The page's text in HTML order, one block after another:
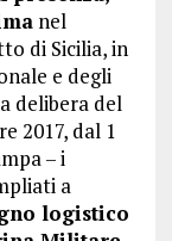
nel
di Sicilia, in
e degli
delibera del
2017, dal 1
– i
a
logistico